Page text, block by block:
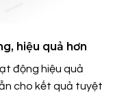
hiệu quả hơn
động hiệu quả
cho kết quả tuyệt